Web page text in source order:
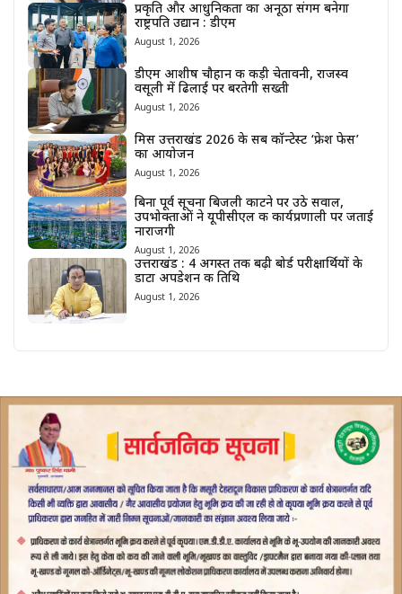
प्रकृति और आधुनिकता का अनूठा संगम बनेगा
राष्ट्रपति उद्यान : डीएम
August 1, 2026
डीएम आशीष चौहान की कड़ी चेतावनी, राजस्व
वसूली में ढिलाई पर बरतेगी सख्ती
August 1, 2026
मिस उत्तराखंड 2026 के सब कॉन्टेस्ट ‘फ्रेश फेस’
का आयोजन
August 1, 2026
बिना पूर्व सूचना बिजली काटने पर उठे सवाल,
उपभोक्ताओं ने यूपीसीएल की कार्यप्रणाली पर जताई
नाराजगी
August 1, 2026
उत्तराखंड : 4 अगस्त तक बढ़ी बोर्ड परीक्षार्थियों के
डाटा अपडेशन की तिथि
August 1, 2026